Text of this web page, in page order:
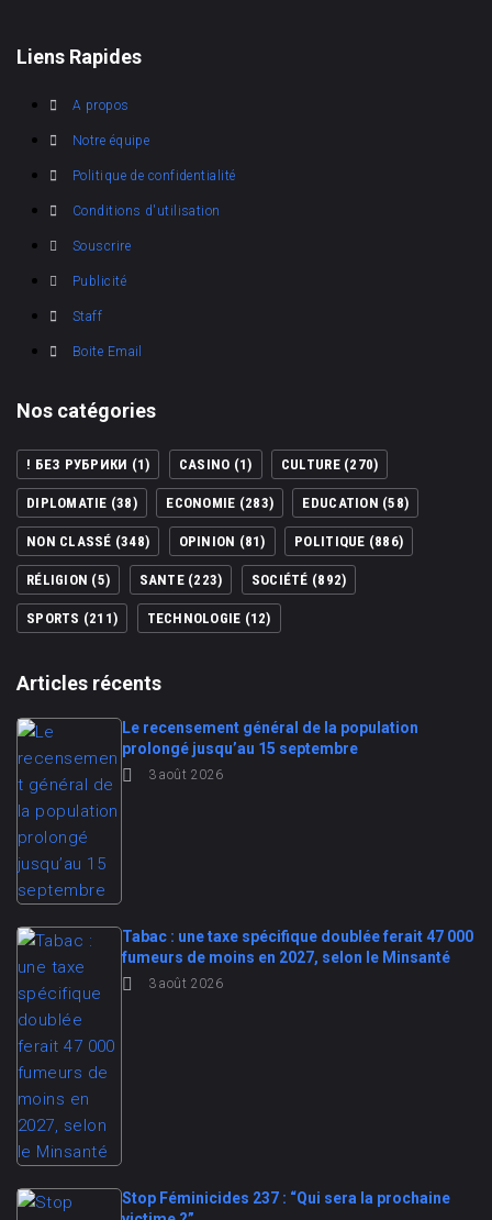
Liens Rapides
A propos
Notre équipe
Politique de confidentialité
Conditions d'utilisation
Souscrire
Publicité
Staff
Boite Email
Nos catégories
! БЕЗ РУБРИКИ (1) CASINO (1) CULTURE(270)
DIPLOMATIE (38) ECONOMIE (283) EDUCATION (58)
NON CLASSÉ (348) OPINION (81) POLITIQUE (886)
RÉLIGION (5) SANTE(223) SOCIÉTÉ (892)
SPORTS (211) TECHNOLOGIE (12)
Articles récents
Le recensement général de la population
prolongé jusqu’au 15 septembre
3 août 2026
Tabac : une taxe spécifique doublée ferait 47 000
fumeurs de moins en 2027, selon le Minsanté
3 août 2026
Stop Féminicides 237 : “Qui sera la prochaine